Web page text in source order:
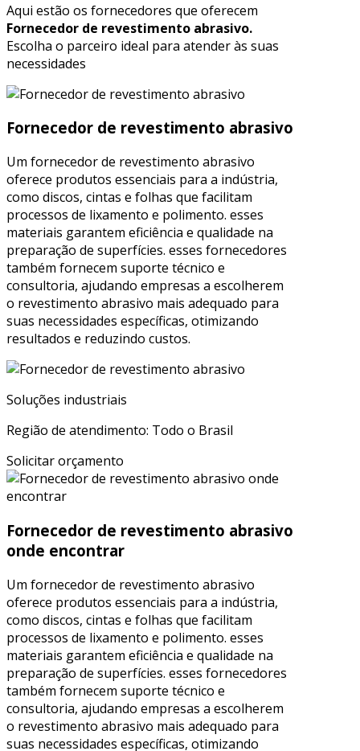
Aqui estão os fornecedores que oferecem
Fornecedor de revestimento abrasivo.
Escolha o parceiro ideal para atender às suas
necessidades
Fornecedor de revestimento abrasivo
Um fornecedor de revestimento abrasivo
oferece produtos essenciais para a indústria,
como discos, cintas e folhas que facilitam
processos de lixamento e polimento. esses
materiais garantem eficiência e qualidade na
preparação de superfícies. esses fornecedores
também fornecem suporte técnico e
consultoria, ajudando empresas a escolherem
o revestimento abrasivo mais adequado para
suas necessidades específicas, otimizando
resultados e reduzindo custos.
Soluções industriais
Região de atendimento: Todo o Brasil
Solicitar orçamento
Fornecedor de revestimento abrasivo
onde encontrar
Um fornecedor de revestimento abrasivo
oferece produtos essenciais para a indústria,
como discos, cintas e folhas que facilitam
processos de lixamento e polimento. esses
materiais garantem eficiência e qualidade na
preparação de superfícies. esses fornecedores
também fornecem suporte técnico e
consultoria, ajudando empresas a escolherem
o revestimento abrasivo mais adequado para
suas necessidades específicas, otimizando